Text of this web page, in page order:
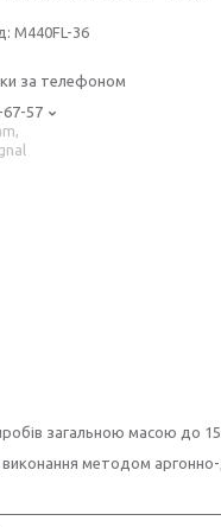
M440FL-36
за телефоном
67-57
загальною масою до
методом